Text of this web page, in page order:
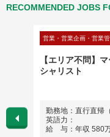
RECOMMENDED JOBS
も
営業・営業企画・営業
【エリア不問】
シャリスト
勤務地：直行直帰
英語力：
給 与：年収 580